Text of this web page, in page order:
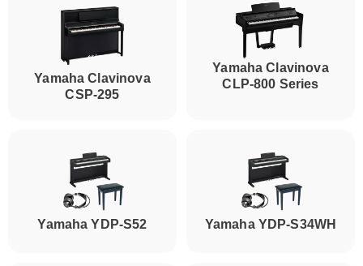
Yamaha Clavinova
CSP-295
Yamaha Clavinova
CLP-800 Series
Yamaha YDP-S52 Yamaha YDP-S34WH